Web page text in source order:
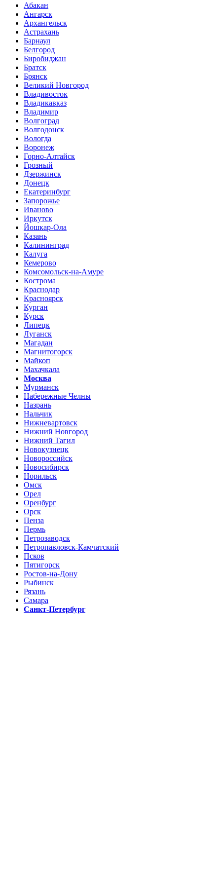
Абакан
Ангарск
Архангельск
Астрахань
Барнаул
Белгород
Биробиджан
Братск
Брянск
Великий Новгород
Владивосток
Владикавказ
Владимир
Волгоград
Волгодонск
Вологда
Воронеж
Горно-Алтайск
Грозный
Дзержинск
Донецк
Екатеринбург
Запорожье
Иваново
Иркутск
Йошкар-Ола
Казань
Калининград
Калуга
Кемерово
Комсомольск-на-Амуре
Кострома
Краснодар
Красноярск
Курган
Курск
Липецк
Луганск
Магадан
Магнитогорск
Майкоп
Махачкала
Москва
Мурманск
Набережные Челны
Назрань
Нальчик
Нижневартовск
Нижний Новгород
Нижний Тагил
Новокузнецк
Новороссийск
Новосибирск
Норильск
Омск
Орел
Оренбург
Орск
Пенза
Пермь
Петрозаводск
Петропавловск-Камчатский
Псков
Пятигорск
Ростов-на-Дону
Рыбинск
Рязань
Самара
Санкт-Петербург